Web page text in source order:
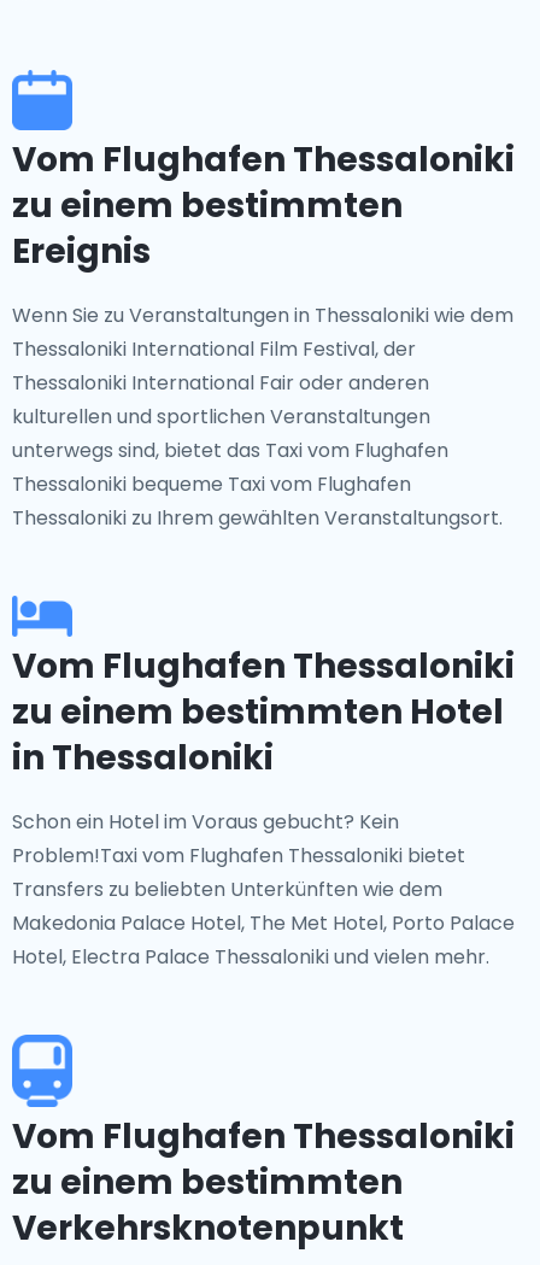
Vom Flughafen Thessaloniki
zu einem bestimmten
Ereignis
Wenn Sie zu Veranstaltungen in Thessaloniki wie dem
Thessaloniki International Film Festival, der
Thessaloniki International Fair oder anderen
kulturellen und sportlichen Veranstaltungen
unterwegs sind, bietet das Taxi vom Flughafen
Thessaloniki bequeme Taxi vom Flughafen
Thessaloniki zu Ihrem gewählten Veranstaltungsort.
Vom Flughafen Thessaloniki
zu einem bestimmten Hotel
in Thessaloniki
Schon ein Hotel im Voraus gebucht? Kein
Problem!Taxi vom Flughafen Thessaloniki bietet
Transfers zu beliebten Unterkünften wie dem
Makedonia Palace Hotel, The Met Hotel, Porto Palace
Hotel, Electra Palace Thessaloniki und vielen mehr.
Vom Flughafen Thessaloniki
zu einem bestimmten
Verkehrsknotenpunkt